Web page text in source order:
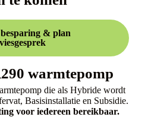
& plan
warmtepomp
die als Hybride wordt
Basisinstallatie en Subsidie.
voor iedereen bereikbaar.